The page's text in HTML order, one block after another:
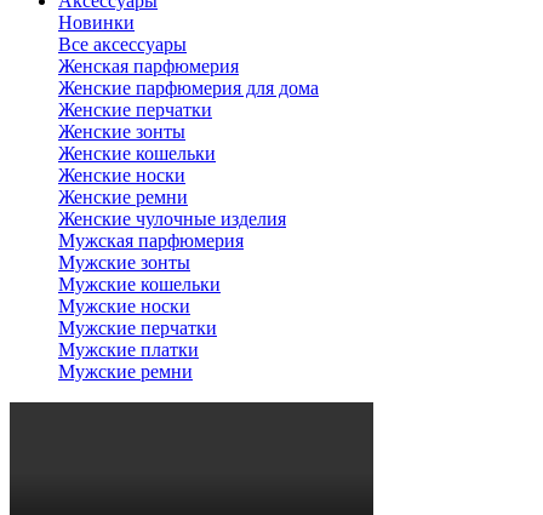
Новинки
Все аксессуары
Женская парфюмерия
Женские парфюмерия для дома
Женские перчатки
Женские зонты
Женские кошельки
Женские носки
Женские ремни
Женские чулочные изделия
Мужская парфюмерия
Мужские зонты
Мужские кошельки
Мужские носки
Мужские перчатки
Мужские платки
Мужские ремни